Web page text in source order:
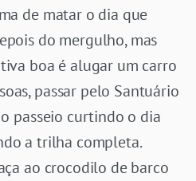
de matar o dia que
do mergulho, mas
boa é alugar um carro
passar pelo Santuário
passeio curtindo o dia
a trilha completa.
ao crocodilo de barco